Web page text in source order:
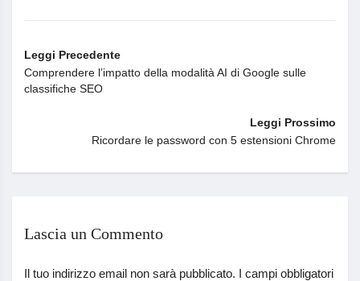
Leggi Precedente
Comprendere l’impatto della modalità AI di Google sulle
classifiche SEO
Leggi Prossimo
Ricordare le password con 5 estensioni Chrome
Lascia un Commento
Il tuo indirizzo email non sarà pubblicato. I campi obbligatori